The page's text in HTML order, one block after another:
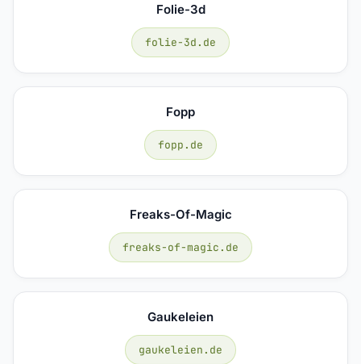
Folie-3d
folie-3d.de
Fopp
fopp.de
Freaks-Of-Magic
freaks-of-magic.de
Gaukeleien
gaukeleien.de